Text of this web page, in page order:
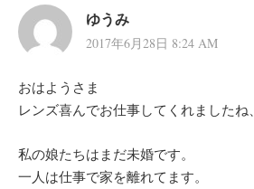
ゆうみ
2017年6月28日 8:24 AM
おはようさま
レンズ喜んでお仕事してくれましたね、
私の娘たちはまだ未婚です。
一人は仕事で家を離れてます。